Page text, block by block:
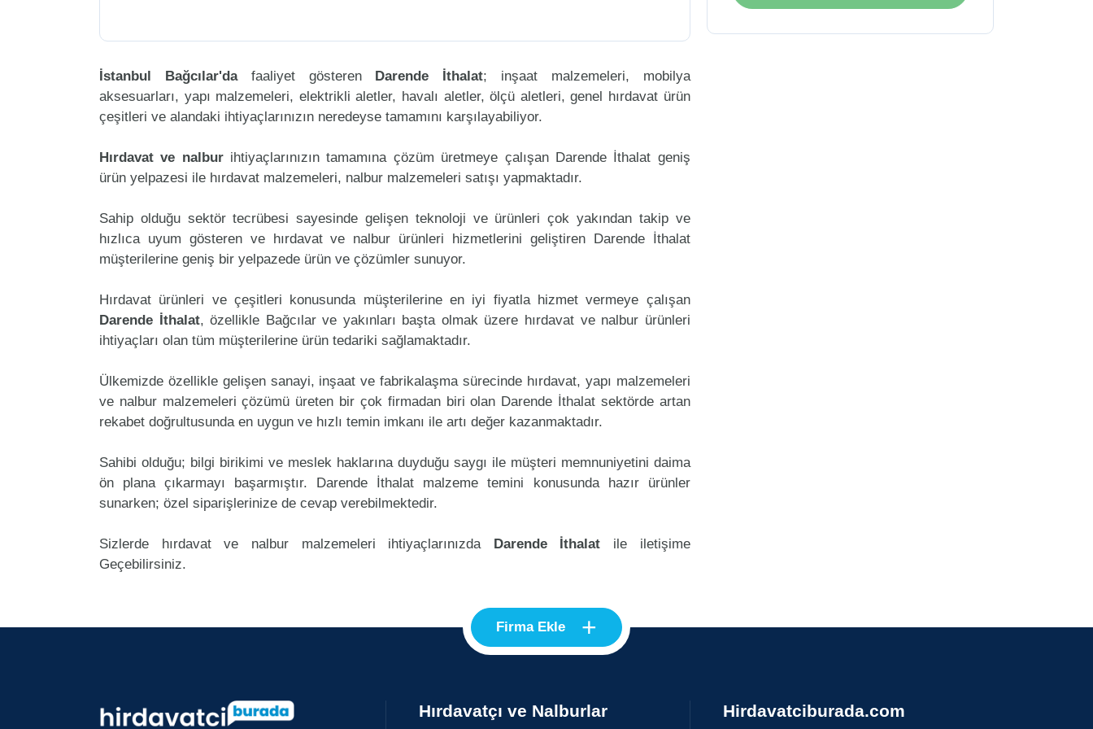
İstanbul Bağcılar'dafaaliyet gösteren Darende İthalat; inşaat malzemeleri, mobilya
aksesuarları, yapı malzemeleri, elektrikli aletler, havalı aletler, ölçü aletleri, genel hırdavat ürün
çeşitleri ve alandaki ihtiyaçlarınızın neredeyse tamamını karşılayabiliyor.
Hırdavat ve nalburihtiyaçlarınızın tamamına çözüm üretmeye çalışan Darende İthalat geniş
ürün yelpazesi ile hırdavat malzemeleri, nalbur malzemeleri satışı yapmaktadır.
Sahip olduğu sektör tecrübesi sayesinde gelişen teknoloji ve ürünleri çok yakından takip ve
hızlıca uyum gösteren ve hırdavat ve nalbur ürünleri hizmetlerini geliştiren Darende İthalat
müşterilerine geniş bir yelpazede ürün ve çözümler sunuyor.
Hırdavat ürünleri ve çeşitleri konusunda müşterilerine en iyi fiyatla hizmet vermeye çalışan
Darende İthalat, özellikle Bağcılar ve yakınları başta olmak üzere hırdavat ve nalbur ürünleri
ihtiyaçları olan tüm müşterilerine ürün tedariki sağlamaktadır.
Ülkemizde özellikle gelişen sanayi, inşaat ve fabrikalaşma sürecinde hırdavat, yapı malzemeleri
ve nalbur malzemeleri çözümü üreten bir çok firmadan biri olan Darende İthalat sektörde artan
rekabet doğrultusunda en uygun ve hızlı temin imkanı ile artı değer kazanmaktadır.
Sahibi olduğu; bilgi birikimi ve meslek haklarına duyduğu saygı ile müşteri memnuniyetini daima
ön plana çıkarmayı başarmıştır. Darende İthalat malzeme temini konusunda hazır ürünler
sunarken; özel siparişlerinize de cevap verebilmektedir.
Sizlerde hırdavat ve nalbur malzemeleri ihtiyaçlarınızda Darende İthalat ile iletişime
Geçebilirsiniz.
Firma Ekle +
Hırdavatçı ve Nalburlar Hirdavatciburada.com